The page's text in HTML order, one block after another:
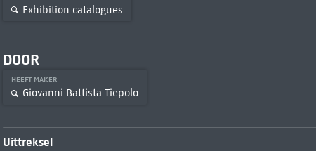
Exhibition catalogues
DOOR
HEEFT MAKER
Giovanni Battista Tiepolo
Uittreksel